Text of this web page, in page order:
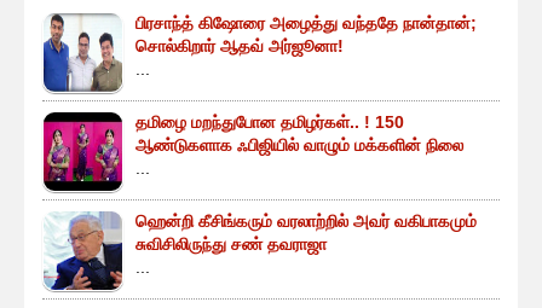
பிரசாந்த் கிஷோரை அழைத்து வந்ததே நான்தான்;
சொல்கிறார் ஆதவ் அர்ஜூனா!
தமிழை மறந்துபோன தமிழர்கள்.. ! 150
ஆண்டுகளாக ஃபிஜியில் வாழும் மக்களின் நிலை
ஹென்றி கீசிங்கரும் வரலாற்றில் அவர் வகிபாகமும்
சுவிசிலிருந்து சண் தவராஜா